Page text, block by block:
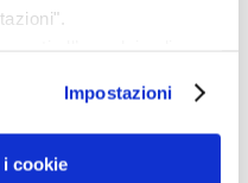
Impostazioni
cookie
in a common